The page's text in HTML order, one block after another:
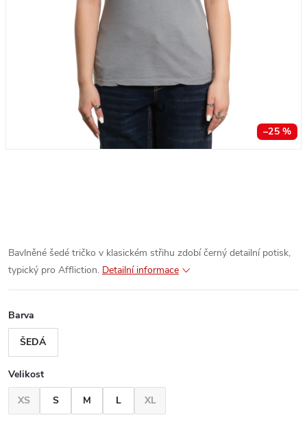
–25 %
Bavlněné šedé tričko v klasickém střihu zdobí černý detailní potisk,
typický pro Affliction. Detailní informace
Barva
ŠEDÁ
Velikost
XS
S M L XL